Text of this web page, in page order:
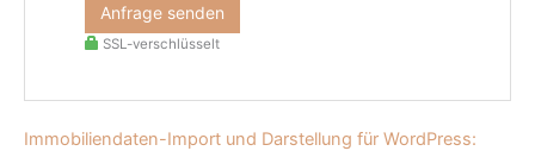
Anfrage senden
SSL-verschlüsselt
Immobiliendaten-Import und Darstellung für WordPress: